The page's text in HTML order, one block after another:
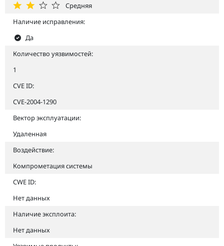
Средняя
Наличие исправления:
Да
Количество уязвимостей:
1
CVE ID:
CVE-2004-1290
Вектор эксплуатации:
Удаленная
Воздействие:
Компрометация системы
CWE ID:
Нет данных
Наличие эксплоита:
Нет данных